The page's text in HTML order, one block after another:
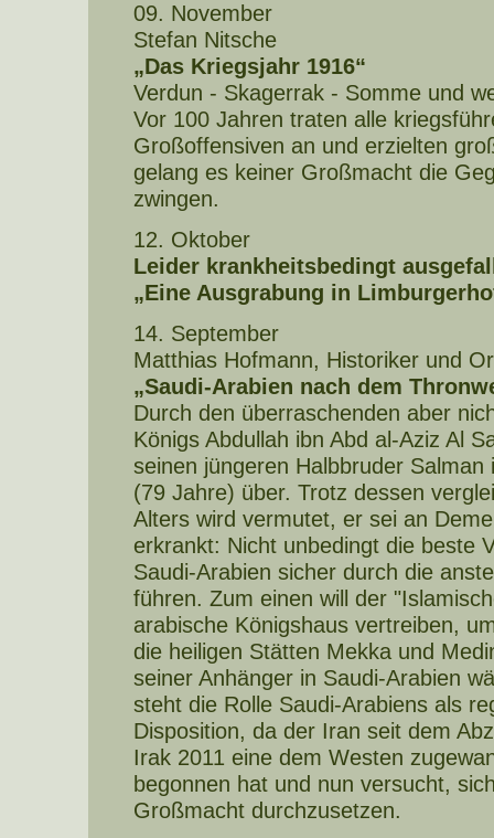
09. November
Stefan Nitsche
„Das Kriegsjahr 1916“
Verdun - Skagerrak - Somme und
Vor 100 Jahren traten alle
Großoffensiven an und erzielten
gelang es keiner Großmacht die
zwingen.
12. Oktober
Leider krankheitsbedingt
„Eine Ausgrabung in
14. September
Matthias Hofmann, Historiker und
„Saudi-Arabien nach dem
Durch den überraschenden aber
Königs Abdullah ibn Abd al-Aziz Al
seinen jüngeren Halbbruder Salman
(79 Jahre) über. Trotz dessen
Alters wird vermutet, er sei an
erkrankt: Nicht unbedingt die beste
Saudi-Arabien sicher durch die
führen. Zum einen will der
arabische Königshaus vertreiben,
die heiligen Stätten Mekka und
seiner Anhänger in Saudi-Arabien
steht die Rolle Saudi-Arabiens als
Disposition, da der Iran seit dem
Irak 2011 eine dem Westen
begonnen hat und nun versucht,
Großmacht durchzusetzen.